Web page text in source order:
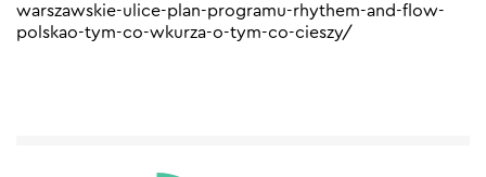
warszawskie-ulice-plan-programu-rhythem-and-flow-
polskao-tym-co-wkurza-o-tym-co-cieszy/